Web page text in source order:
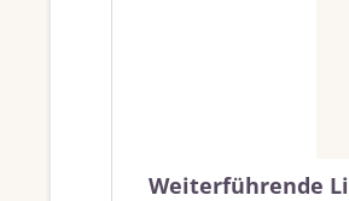
Weiterführende